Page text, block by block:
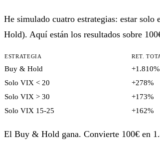
He simulado cuatro estrategias: estar
Hold). Aquí están los resultados sobre
ESTRATEGIA RET.
Buy & Hold +1.810%
Solo VIX < 20
+278%
Solo VIX > 30
+173%
Solo VIX 15-25
+162%
El Buy & Hold gana. Convierte 100€ en